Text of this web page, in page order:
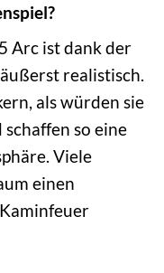
Arc ist dank der
realistisch.
als würden sie
so eine
Viele
einen